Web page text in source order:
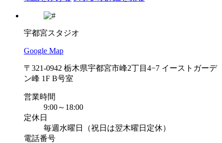
宇都宮スタジオ
Google Map
〒321-0942 栃木県宇都宮市峰2丁目4−7 イーストガーデ
ン峰 1F B号室
営業時間
9:00～18:00
定休日
毎週水曜日（祝日は翌木曜日定休）
電話番号